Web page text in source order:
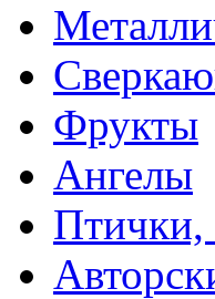
Фрукты
Ангелы
Птички,